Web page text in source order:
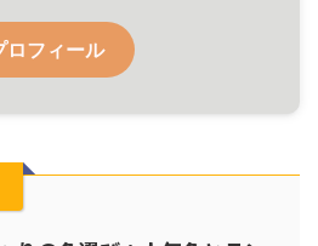
ロフィール